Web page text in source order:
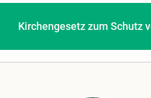
Kirchengesetz zum Schutz